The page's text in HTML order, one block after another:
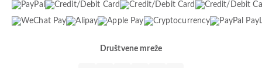
Društvene mreže